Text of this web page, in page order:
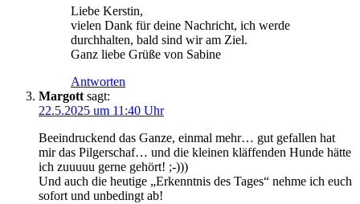
Liebe Kerstin,
vielen Dank für deine Nachricht, ich werde
durchhalten, bald sind wir am Ziel.
Ganz liebe Grüße von Sabine
Antworten
Margott sagt:
22.5.2025 um 11:40 Uhr
Beeindruckend das Ganze, einmal mehr… gut gefallen hat
mir das Pilgerschaf… und die kleinen kläffenden Hunde hätte
ich zuuuuu gerne gehört! ;-)))
Und auch die heutige „Erkenntnis des Tages“ nehme ich euch
sofort und unbedingt ab!